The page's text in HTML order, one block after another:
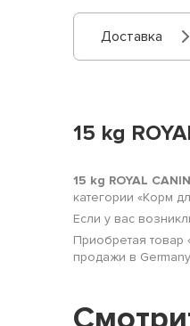
Доставка
15 kg
15 kg ROYAL
категории «Корм
Если у вас
Приобретая товар
продажи в